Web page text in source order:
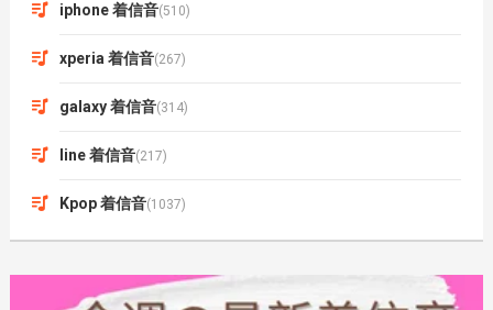
iphone 着信音(510)
xperia 着信音(267)
galaxy 着信音(314)
line 着信音(217)
Kpop 着信音(1037)